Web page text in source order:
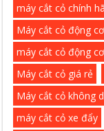
máy cắt cỏ chính
Máy cắt cỏ động
máy cắt cỏ động
Máy cắt cỏ giá rẻ
Máy cắt cỏ không
máy cắt cỏ xe đẩy